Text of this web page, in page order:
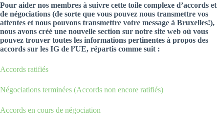
Pour aider nos membres à suivre cette toile complexe d’accords et
de négociations (de sorte que vous pouvez nous transmettre vos
attentes et nous pouvons transmettre votre message à Bruxelles!),
nous avons créé une nouvelle section sur notre site web où vous
pouvez trouver toutes les informations pertinentes à propos des
accords sur les IG de l’UE, répartis comme suit :
Accords ratifiés
Négociations terminées (Accords non encore ratifiés)
Accords en cours de négociation